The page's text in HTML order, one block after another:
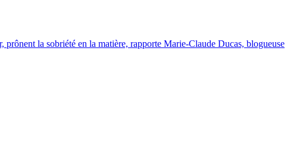
prônent la sobriété en la matière, rapporte Marie-Claude Ducas, blogueuse